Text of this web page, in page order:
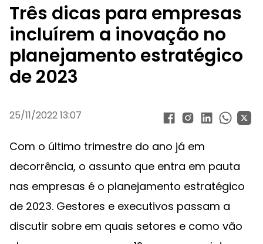
Três dicas para empresas
incluírem a inovação no
planejamento estratégico
de 2023
25/11/2022 13:07
‌Com o último trimestre do ano já em
decorrência, o assunto que entra em pauta
nas empresas é o planejamento estratégico
de 2023. Gestores e executivos passam a
discutir sobre em quais setores e como vão